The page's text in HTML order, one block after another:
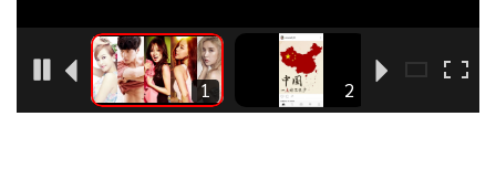
• ท่องเที่ยว
กีฬา
ต่างประเทศ
1 2